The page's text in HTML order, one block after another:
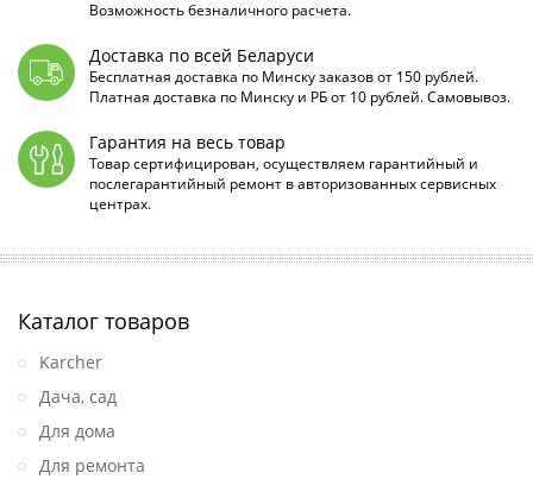
Возможность безналичного расчета.
Доставка по всей Беларуси
Бесплатная доставка по Минску заказов от 150 рублей.
Платная доставка по Минску и РБ от 10 рублей. Самовывоз.
Гарантия на весь товар
Товар сертифицирован, осуществляем гарантийный и
послегарантийный ремонт в авторизованных сервисных
центрах.
Каталог товаров
Karcher
Дача, сад
Для дома
Для ремонта